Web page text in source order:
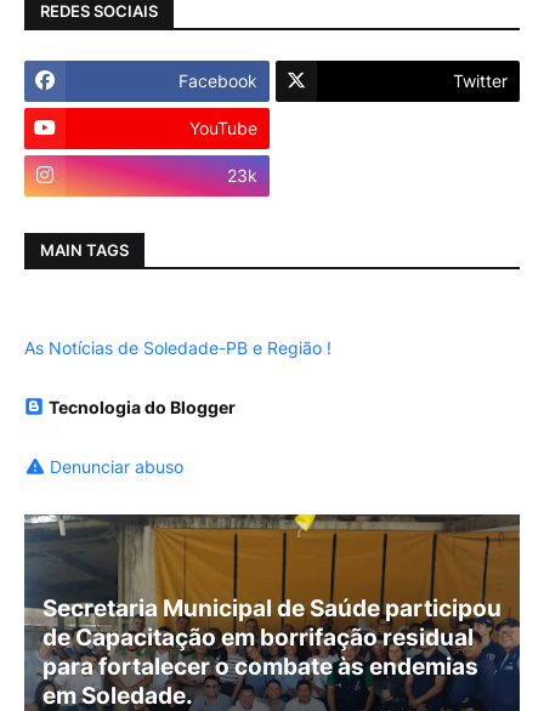
REDES SOCIAIS
Facebook Twitter
YouTube
23k
MAIN TAGS
As Notícias de Soledade-PB e Região !
Tecnologia do Blogger
Denunciar abuso
Secretaria Municipal de Saúde participou
de Capacitação em borrifação residual
para fortalecer o combate às endemias
em Soledade.